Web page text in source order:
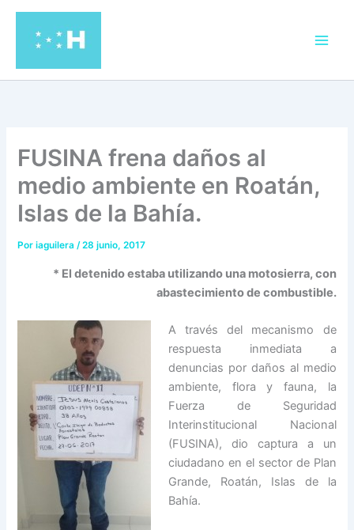
contenido
FUSINA frena daños al
medio ambiente en Roatán,
Islas de la Bahía.
Poriaguilera/28 junio, 2017
* El detenido estaba utilizando una motosierra, con
abastecimiento de combustible.
A través del mecanismo de
respuesta inmediata a
denuncias por daños al medio
ambiente, flora y fauna, la
Fuerza de Seguridad
Interinstitucional Nacional
(FUSINA), dio captura a un
ciudadano en el sector de Plan
Grande, Roatán, Islas de la
Bahía.